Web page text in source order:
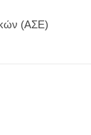
(ΑΣΕ)